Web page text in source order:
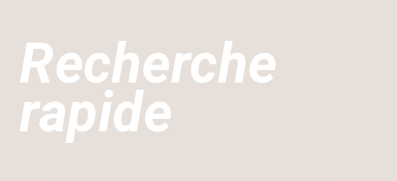
Recherche
rapide